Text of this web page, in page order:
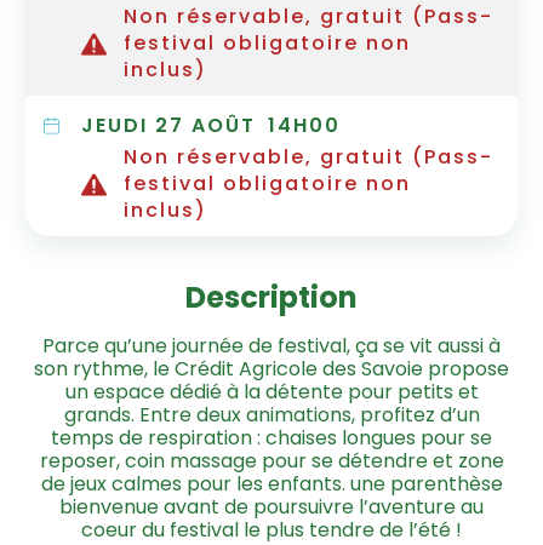
Non réservable, gratuit (Pass-
festival obligatoire non
inclus)
JEUDI 27 AOÛT 14H00
Non réservable, gratuit (Pass-
festival obligatoire non
inclus)
Description
Parce qu’une journée de festival, ça se vit aussi à
son rythme, le Crédit Agricole des Savoie propose
un espace dédié à la détente pour petits et
grands. Entre deux animations, profitez d’un
temps de respiration : chaises longues pour se
reposer, coin massage pour se détendre et zone
de jeux calmes pour les enfants. une parenthèse
bienvenue avant de poursuivre l’aventure au
coeur du festival le plus tendre de l’été !